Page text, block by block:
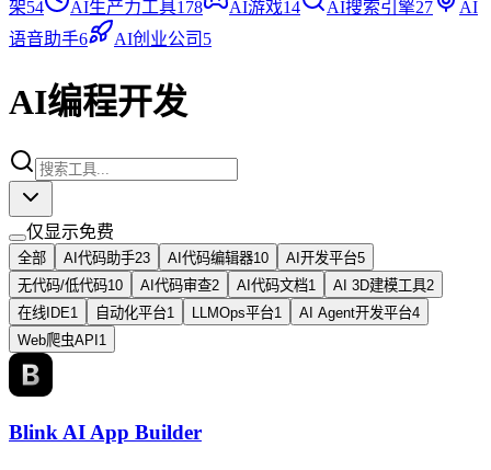
架54 AI生产力工具178 AI游戏14 AI搜索引擎27
AI
语音助手6 AI创业公司 5
AI编程开发
仅显示免费
全部 AI代码助手23 AI代码编辑器10 AI开发平台5
无代码/低代码10 AI代码审查2 AI代码文档1 AI 3D建模工具2
在线IDE1 自动化平台1 LLMOps平台1 AI Agent开发平台4
Web爬虫API1
Blink AI App Builder